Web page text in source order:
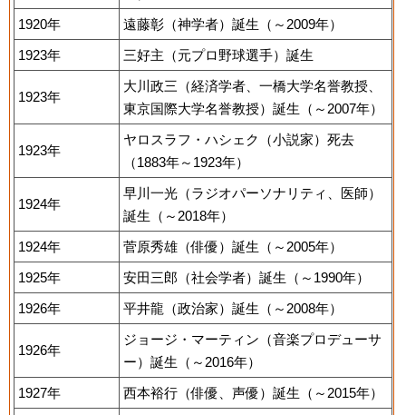
1920年
遠藤彰（神学者）誕生（～2009年）
1923年
三好主（元プロ野球選手）誕生
1923年
大川政三（経済学者、一橋大学名誉教授、
東京国際大学名誉教授）誕生（～2007年）
1923年
ヤロスラフ・ハシェク（小説家）死去
（1883年～1923年）
1924年
早川一光（ラジオパーソナリティ、医師）
誕生（～2018年）
1924年
菅原秀雄（俳優）誕生（～2005年）
1925年
安田三郎（社会学者）誕生（～1990年）
1926年
平井龍（政治家）誕生（～2008年）
1926年
ジョージ・マーティン（音楽プロデューサ
ー）誕生（～2016年）
1927年
西本裕行（俳優、声優）誕生（～2015年）